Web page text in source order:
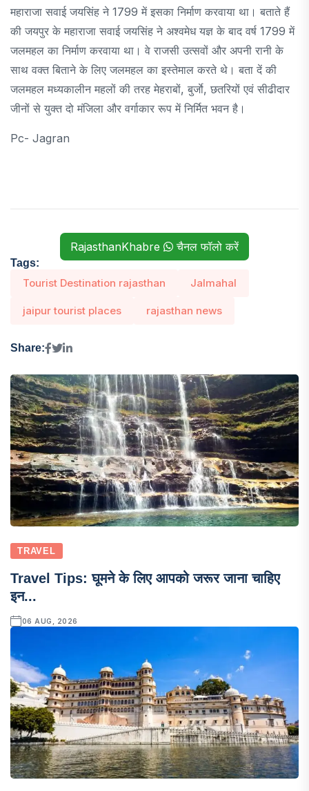
महाराजा सवाई जयसिंह ने 1799 में इसका निर्माण करवाया था। बताते हैं
की जयपुर के महाराजा सवाई जयसिंह ने अश्वमेध यज्ञ के बाद वर्ष 1799 में
जलमहल का निर्माण करवाया था। वे राजसी उत्सवों और अपनी रानी के
साथ वक्त बिताने के लिए जलमहल का इस्तेमाल करते थे। बता दें की
जलमहल मध्यकालीन महलों की तरह मेहराबों, बुर्जाे, छतरियों एवं सीढीदार
जीनों से युक्त दो मंजिला और वर्गाकार रूप में निर्मित भवन है।
Pc- Jagran
RajasthanKhabre चैनल फॉलो करें
Tags:
Tourist Destination rajasthan Jalmahal
jaipur tourist places rajasthan news
Share:
TRAVEL
Travel Tips: घूमने के लिए आपको जरूर जाना चाहिए
इन...
06 AUG, 2026